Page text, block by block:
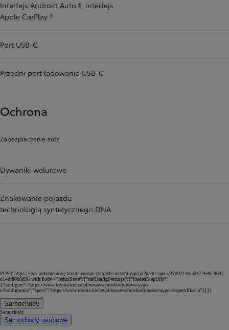
Interfejs Android Auto ®, interfejs
Apple CarPlay ®
Port USB-C
Przedni port ładowania USB-C
Ochrona
Zabezpieczenie auta
Dywaniki welurowe
Znakowanie pojazdu
technologią syntetycznego DNA
POST https://dxp-webcarconfig.toyota-europe.com/v1/car-config/pl/pl?path=specs/37d0214b-a347-4e4c-864f-
d14df8086d90 with body {"reduxState":{"carConfigSettings":{"loadedStepUrls":
{"configure":"https://www.toyota.kielce.pl/nowe-samochody/nowe-aygo-
x/konfigurator","specs":"https://www.toyota.kielce.pl/nowe-samochody/nowe-aygo-x/specyfikacja"}}}}
Samochody
Samochody
Samochody osobowe